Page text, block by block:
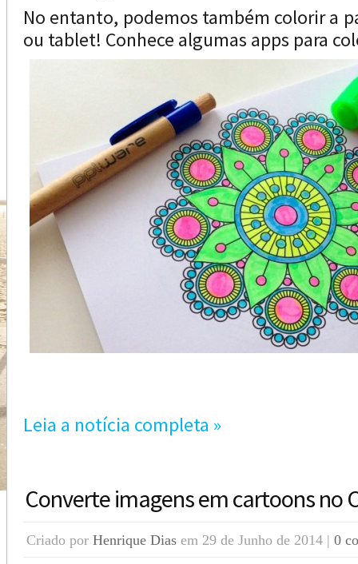
No entanto, podemos também colorir a
ou tablet! Conhece algumas apps para
Leia a notícia completa »
Converte imagens em cartoons no
Criado por Henrique Dias em 29 de Junho de 2014 | 0